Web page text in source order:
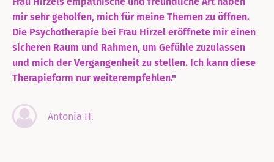
mir sehr geholfen, mich für meine Themen zu öffnen.
Die Psychotherapie bei Frau Hirzel eröffnete mir einen
sicheren Raum und Rahmen, um Gefühle zuzulassen
und mich der Vergangenheit zu stellen. Ich kann diese
Therapieform nur weiterempfehlen."
Antonia H.